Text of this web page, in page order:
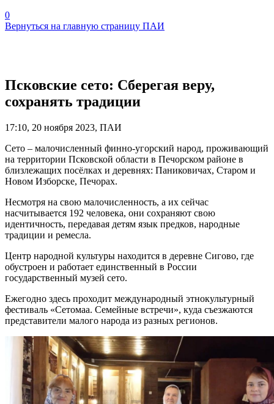
0
Вернуться на главную страницу ПАИ
Псковские сето: Сберегая веру,
сохранять традиции
17:10, 20 ноября 2023, ПАИ
Сето – малочисленный финно-угорский народ, проживающий
на территории Псковской области в Печорском районе в
близлежащих посёлках и деревнях: Паниковичах, Старом и
Новом Изборске, Печорах.
Несмотря на свою малочисленность, а их сейчас
насчитывается 192 человека, они сохраняют свою
идентичность, передавая детям язык предков, народные
традиции и ремесла.
Центр народной культуры находится в деревне Сигово, где
обустроен и работает единственный в России
государственный музей сето.
Ежегодно здесь проходит международный этнокультурный
фестиваль «Сетомаа. Семейные встречи», куда съезжаются
представители малого народа из разных регионов.